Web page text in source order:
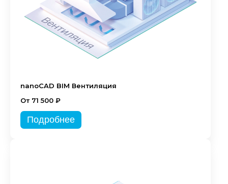
nanoCAD BIM Вентиляция
От 71 500 ₽
Подробнее